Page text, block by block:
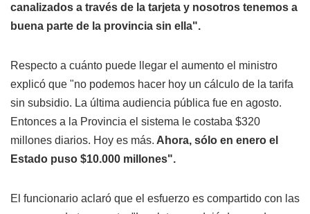
canalizados a través de la tarjeta y nosotros tenemos a
buena parte de la provincia sin ella".
Respecto a cuánto puede llegar el aumento el ministro
explicó que "no podemos hacer hoy un cálculo de la tarifa
sin subsidio. La última audiencia pública fue en agosto.
Entonces a la Provincia el sistema le costaba $320
millones diarios. Hoy es más. Ahora, sólo en enero el
Estado puso $10.000 millones".
El funcionario aclaró que el esfuerzo es compartido con las